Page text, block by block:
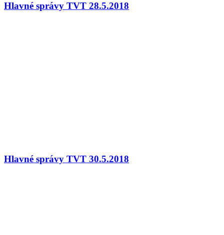
Hlavné správy TVT 28.5.2018
Hlavné správy TVT 30.5.2018